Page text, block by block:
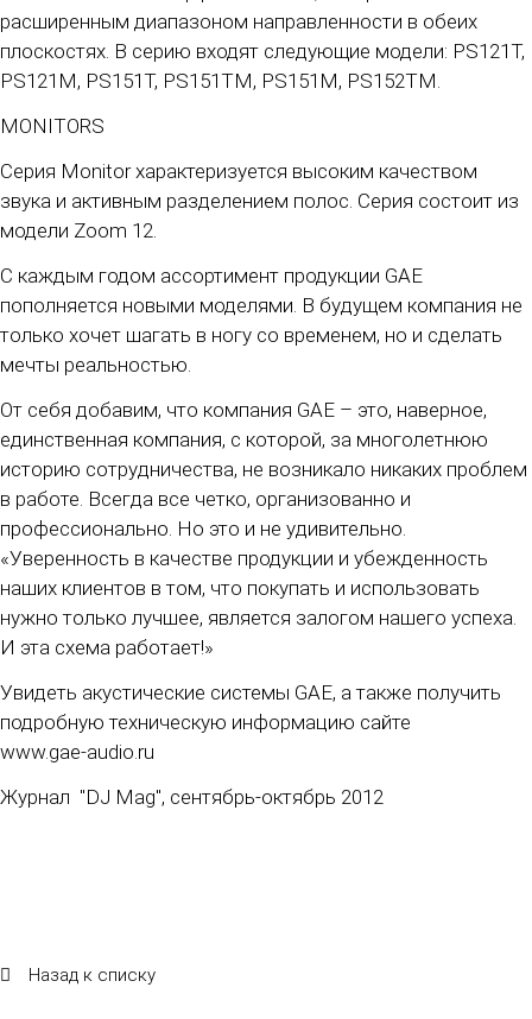
расширенным диапазоном направленности в обеих
плоскостях. В серию входят следующие модели: PS121T,
PS121М, PS151T, PS151TМ, PS151М, PS152TМ.
MONITORS
Серия Monitor характеризуется высоким качеством
звука и активным разделением полос. Серия состоит из
модели Zoom 12.
С каждым годом ассортимент продукции GAE
пополняется новыми моделями. В будущем компания не
только хочет шагать в ногу со временем, но и сделать
мечты реальностью.
От себя добавим, что компания GAE – это, наверное,
единственная компания, с которой, за многолетнюю
историю сотрудничества, не возникало никаких проблем
в работе. Всегда все четко, организованно и
профессионально. Но это и не удивительно.
«Уверенность в качестве продукции и убежденность
наших клиентов в том, что покупать и использовать
нужно только лучшее, является залогом нашего успеха.
И эта схема работает!»
Увидеть акустические системы GAE, а также получить
подробную техническую информацию сайте
www.gae-audio.ru
Журнал "DJ Mag", сентябрь-октябрь 2012
Назад к списку